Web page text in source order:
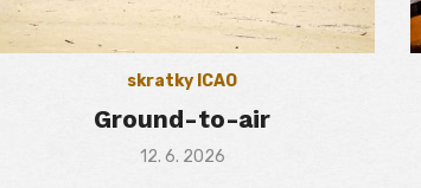
skratky ICAO
Ground-to-air
Posted
12. 6. 2026